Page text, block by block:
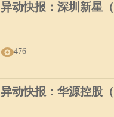
异动快报：深圳新星
476
异动快报：华源控股